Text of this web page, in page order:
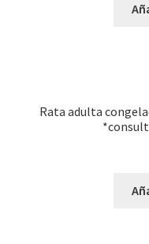
Rata adulta